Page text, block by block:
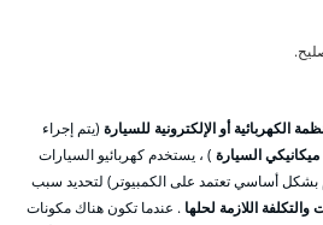
الكهربائية أو الإلكترونية للسيارة (يتم إجراء
ميكانيكي السيارة ) ، يستخدم كهربائيو السيارات
بشكل أساسي تعتمد على الكمبيوتر) لتحديد سبب
والتكلفة اللازمة لحلها . عندما تكون هناك مكونات